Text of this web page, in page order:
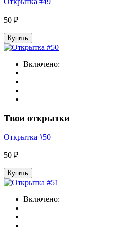
50 ₽
Купить
Включено:
Твои открытки
Открытка #50
50 ₽
Купить
Включено: